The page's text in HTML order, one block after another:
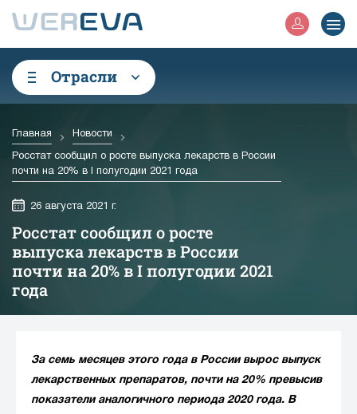
Отрасли
Главная Новости
Росстат сообщил о росте выпуска лекарств в России
почти на 20% в I полугодии 2021 года
26 августа 2021 г.
Росстат сообщил о росте
выпуска лекарств в России
почти на 20% в I полугодии 2021
года
За семь месяцев этого года в России вырос выпуск
лекарственных препаратов, почти на 20% превысив
показатели аналогичного периода 2020 года. В